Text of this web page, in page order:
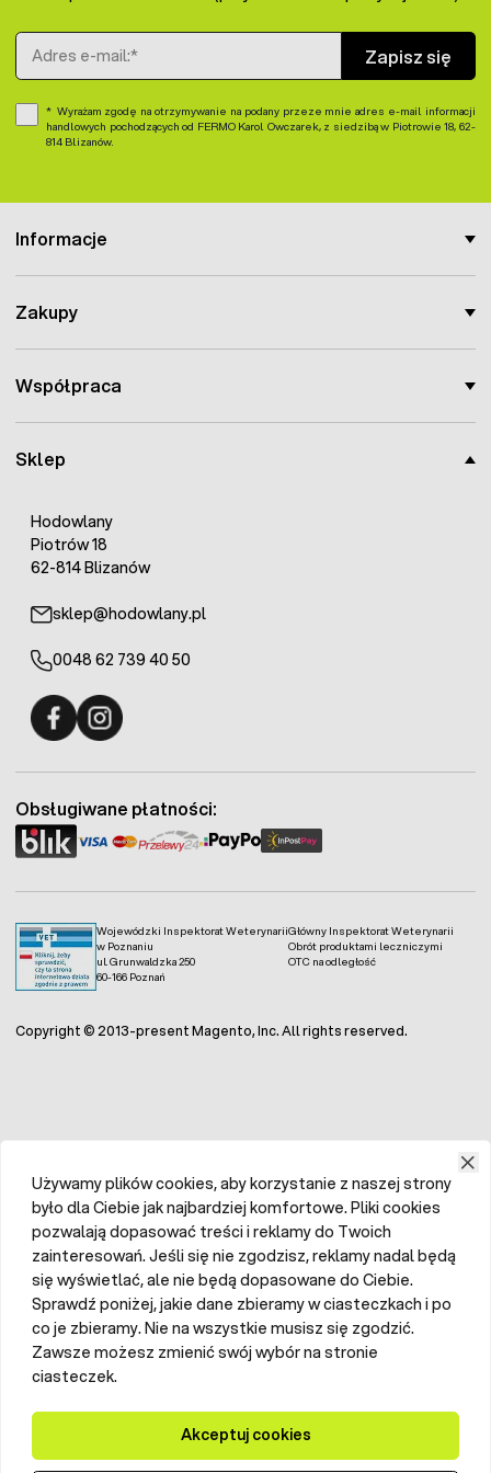
Zawartość składników analitycznych:
- białko surowe (min): 10,8 %
- oleje i tłuszcze surowe (min): 1,67 %
- włókno surowe (mac): 12,34
- popiół surowy (max): 5,68 %
- wilgotność (max): 12 %
Sklep
Hodowlany
Piotrów 18
62-814 Blizanów
sklep@hodowlany.pl
0048 62 739 40 50
Informacje
Zakupy
Współpraca
Adres e-mail
Zapisz się
Wyrażam zgodę na otrzymywanie na podany przeze mnie adres e-mail informacji
handlowych pochodzących od FERMO Karol Owczarek, z siedzibą w Piotrowie 18, 62-
814 Blizanów.
Wojewódzki Inspektorat Weterynarii
w Poznaniu
ul. Grunwaldzka 250
60-166 Poznań
Główny Inspektorat Weterynarii
Obrót produktami leczniczymi
OTC na odległość
Obsługiwane płatności:
Copyright © 2013-present Magento, Inc. All rights reserved.
Używamy plików cookies, aby korzystanie z naszej strony
było dla Ciebie jak najbardziej komfortowe. Pliki cookies
pozwalają dopasować treści i reklamy do Twoich
zainteresowań. Jeśli się nie zgodzisz, reklamy nadal będą
się wyświetlać, ale nie będą dopasowane do Ciebie.
Sprawdź poniżej, jakie dane zbieramy w ciasteczkach i po
co je zbieramy. Nie na wszystkie musisz się zgodzić.
Zawsze możesz zmienić swój wybór na stronie
ciasteczek.
Akceptuj cookies